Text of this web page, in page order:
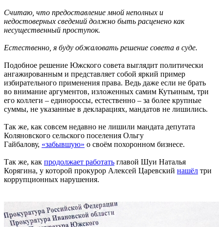
Считаю, что предоставление мной неполных и
недостоверных сведений должно быть расценено как
несущественный проступок.
Естественно, я буду обжаловать решение совета в суде.
Подобное решение Южского совета выглядит политически
ангажированным и представляет собой яркий пример
избирательного применения права. Ведь даже если не брать
во внимание аргументов, изложенных самим Кутьиным, три
его коллеги – единороссы, естественно – за более крупные
суммы, не указанные в декларациях, мандатов не лишились.
Так же, как совсем недавно не лишили мандата депутата
Коляновского сельского поселения Ольгу
Гайбалову, «забывшую» о своём похоронном бизнесе.
Так же, как продолжает работать главой Шуи Наталья
Корягина, у которой прокурор Алексей Царевский нашёл три
коррупционных нарушения.